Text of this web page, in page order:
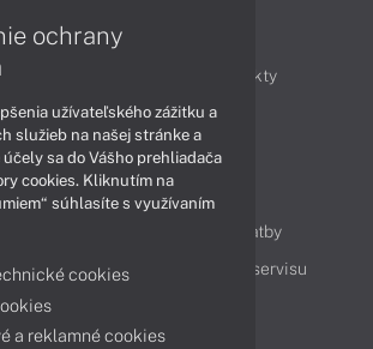
Články
informácie
Produkty
Technológie
Videá
Obsah
Možnosti doručenia a platby
Servisné služby Cenník servisu
ochrany
užívateľského zážitku a
služieb na našej stránke a
sa do Vášho prehliadača
cookies. Kliknutím na
súhlasíte s využívaním
cookies
a reklamné cookies